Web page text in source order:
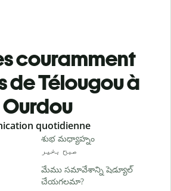
couramment
de Télougou à
Ourdou
quotidienne
శుభ మధ్యాహ్నం
صبح بخیر
మేము సమావేశాన్ని షెడ్యూల్
చేయగలమా?